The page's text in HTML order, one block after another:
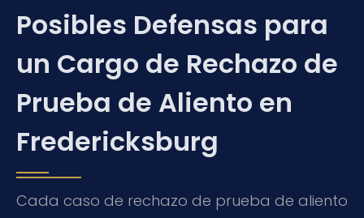
Posibles Defensas para
un Cargo de Rechazo de
Prueba de Aliento en
Fredericksburg
Cada caso de rechazo de prueba de aliento